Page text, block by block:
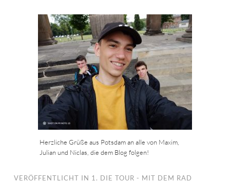
Herzliche Grüße aus Potsdam an alle von Maxim,
Julian und Niclas, die dem Blog folgen!
VERÖFFENTLICHT IN 1. DIE TOUR - MIT DEM RAD